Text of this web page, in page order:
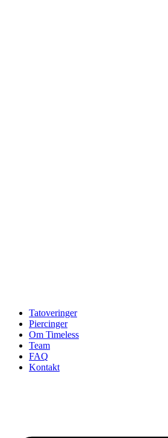
Tatoveringer
Piercinger
Om Timeless
Team
FAQ
Kontakt